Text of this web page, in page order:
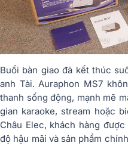
Buổi bàn giao đã kết thúc
anh Tài. Auraphon MS7
thanh sống động, mạnh mẽ
gian karaoke, stream hoặc
Châu Elec, khách hàng
độ hậu mãi và sản phẩm